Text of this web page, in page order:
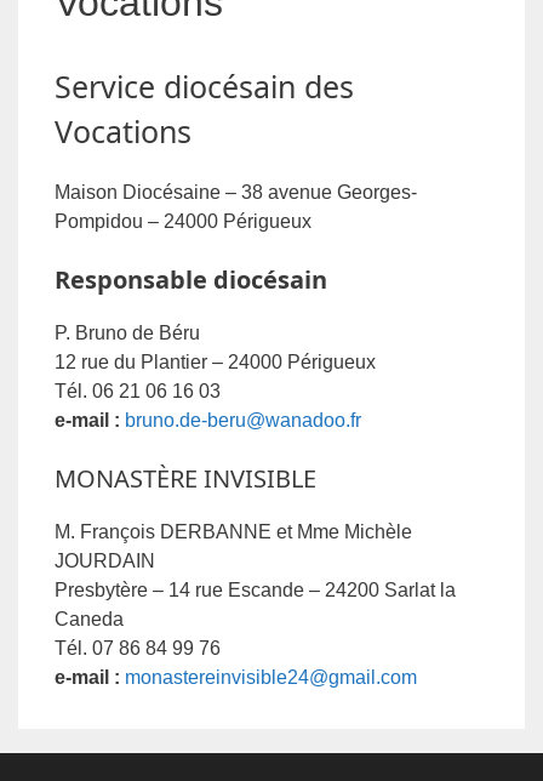
Service diocésain des
Vocations
Maison Diocésaine – 38 avenue Georges-
Pompidou – 24000 Périgueux
Responsable diocésain
P. Bruno de Béru
12 rue du Plantier – 24000 Périgueux
Tél. 06 21 06 16 03
e-mail : bruno.de-beru@wanadoo.fr
MONASTÈRE INVISIBLE
M. François DERBANNE et Mme Michèle
JOURDAIN
Presbytère – 14 rue Escande – 24200 Sarlat la
Caneda
Tél. 07 86 84 99 76
e-mail : monastereinvisible24@gmail.com